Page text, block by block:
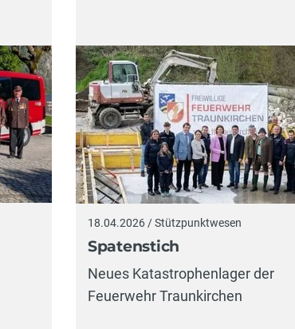
18.04.2026 / Stützpunktwesen
Spatenstich
Neues Katastrophenlager der
Feuerwehr Traunkirchen